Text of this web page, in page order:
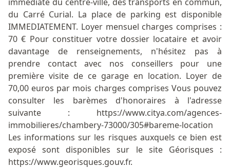
du Carré Curial. La place de parking est disponible
IMMEDIATEMENT. Loyer mensuel charges comprises :
70 € Pour constituer votre dossier locataire et avoir
davantage de renseignements, n'hésitez pas à
prendre contact avec nos conseillers pour une
première visite de ce garage en location. Loyer de
70,00 euros par mois charges comprises Vous pouvez
consulter les barèmes d'honoraires à l'adresse
suivante : https://www.citya.com/agences-
immobilieres/chambery-73000/305#bareme-location
Les informations sur les risques auxquels ce bien est
exposé sont disponibles sur le site Géorisques :
https://www.georisques.gouv.fr.